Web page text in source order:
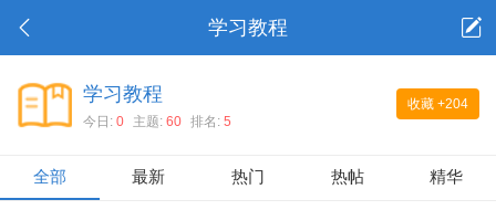
学习教程
收藏 +204
学习教程
今日: 0 主题: 60 排名: 5
全部 最新 热门 热帖 精华